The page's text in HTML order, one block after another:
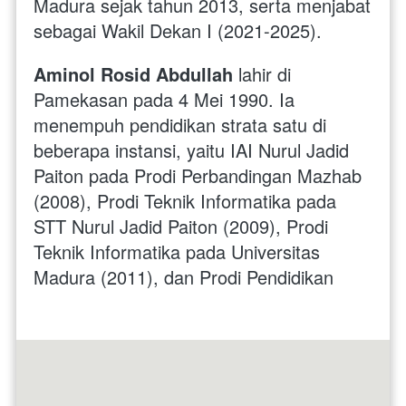
sebagai Wakil Dekan I (2021-2025).
Aminol Rosid Abdullah lahir di
Pamekasan pada 4 Mei 1990. Ia
menempuh pendidikan strata satu di
beberapa instansi, yaitu IAI Nurul Jadid
Paiton pada Prodi Perbandingan Mazhab
(2008), Prodi Teknik Informatika pada
STT Nurul Jadid Paiton (2009), Prodi
Teknik Informatika pada Universitas
Madura (2011), dan Prodi Pendidikan